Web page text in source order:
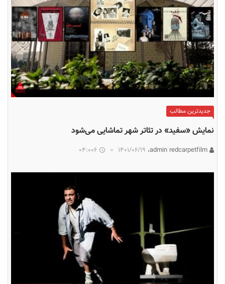
جدیدترین مطالب
نمایش «سفید» در تئاتر شهر تماشایی می‌شود
۱۴۰۱/۰۶/۱۹ 04:006